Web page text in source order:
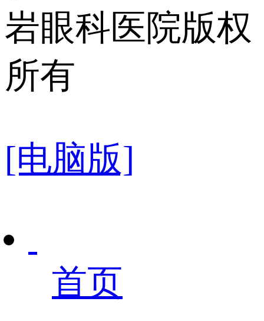
岩眼科医院版权
所有
[电脑版]
首页